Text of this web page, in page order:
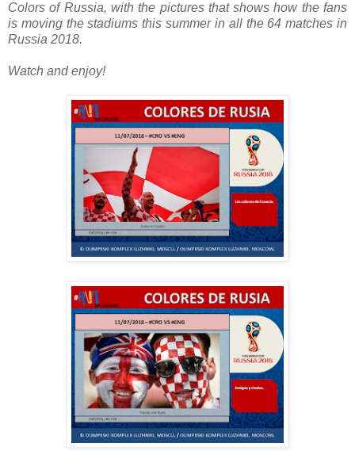
Colors of Russia, with the pictures that shows how the fans
is moving the stadiums this summer in all the 64 matches in
Russia 2018.
Watch and enjoy!